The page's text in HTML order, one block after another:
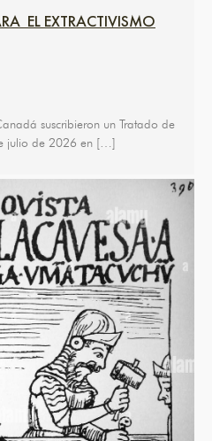
EL EXTRACTIVISMO
suscribieron un Tratado de
julio de 2026 en […]